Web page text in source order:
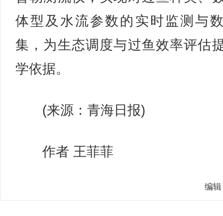
体型及水流参数的实时监测与
集，为生态调度与过鱼效率评估
学依据。
(来源：青海日报)
作者 王菲菲
编